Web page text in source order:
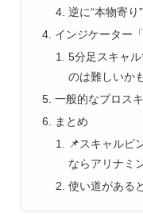
逆に“本物寄り
インジケーター
5分足スキャ
のは難しいか
一般的なプロス
まとめ
📌スキャルピ
ならアリナミ
使い道がある